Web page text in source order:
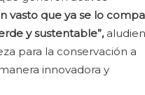
vasto que ya se lo
y sustentable”,
para la conservación a
innovadora y